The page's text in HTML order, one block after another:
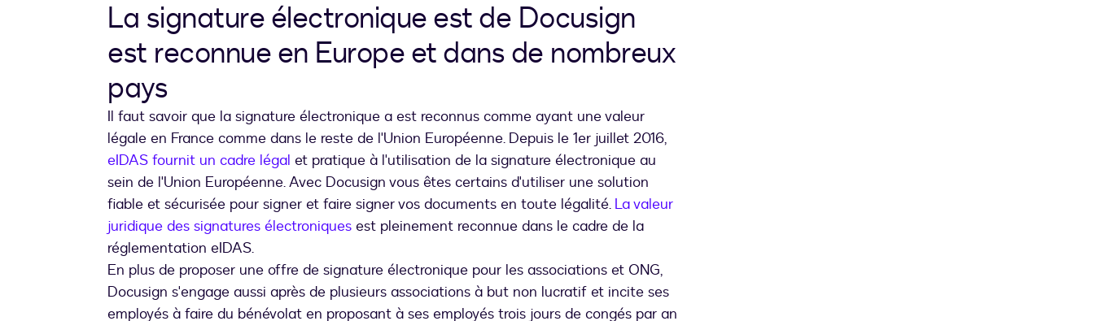
La signature électronique est de Docusign
est reconnue en Europe et dans de nombreux
pays
Il faut savoir que la signature électronique a est reconnus comme ayant une valeur
légale en France comme dans le reste de l'Union Européenne. Depuis le 1er juillet 2016,
eIDAS fournit un cadre légal et pratique à l'utilisation de la signature électronique au
sein de l'Union Européenne. Avec Docusign vous êtes certains d'utiliser une solution
fiable et sécurisée pour signer et faire signer vos documents en toute légalité. La valeur
juridique des signatures électroniques est pleinement reconnue dans le cadre de la
réglementation eIDAS.
En plus de proposer une offre de signature électronique pour les associations et ONG,
Docusign s'engage aussi après de plusieurs associations à but non lucratif et incite ses
employés à faire du bénévolat en proposant à ses employés trois jours de congés par an